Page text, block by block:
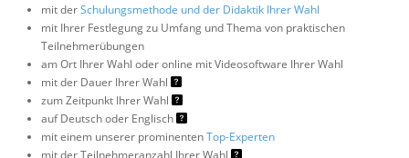
mit derSchulungsmethode und der Didaktik Ihrer Wahl
mit Ihrer Festlegung zu Umfang und Thema von praktischen
Teilnehmerübungen
am Ort Ihrer Wahl oder online mit Videosoftware Ihrer Wahl
mit der Dauer Ihrer Wahl
zum Zeitpunkt Ihrer Wahl
auf Deutsch oder Englisch
mit einem unserer prominentenTop-Experten
mit der Teilnehmeranzahl Ihrer Wahl